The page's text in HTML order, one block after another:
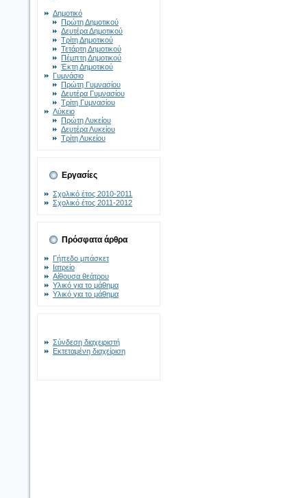
Δημοτικό
Πρώτη Δημοτικού
Δευτέρα Δημοτικού
Τρίτη Δημοτικού
Τετάρτη Δημοτικού
Πέμπτη Δημοτικού
Έκτη Δημοτικού
Γυμνάσιο
Πρώτη Γυμνασίου
Δευτέρα Γυμνασίου
Τρίτη Γυμνασίου
Λύκειο
Πρώτη Λυκείου
Δευτέρα Λυκείου
Τρίτη Λυκείου
Εργασίες
Σχολικό έτος 2010-2011
Σχολικό έτος 2011-2012
Πρόσφατα άρθρα
Γήπεδο μπάσκετ
Ιατρείο
Αίθουσα θεάτρου
Υλικό για το μάθημα
Υλικό για το μάθημα
Σύνδεση διαχειριστή
Εκτεταμένη διαχείριση